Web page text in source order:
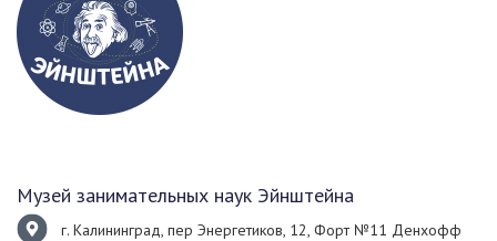
Музей занимательных наук Эйнштейна
г. Калининград, пер Энергетиков, 12, Форт №11 Денхофф